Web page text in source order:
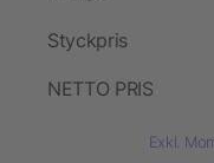
Styckpris
NETTO PRIS
Exkl.